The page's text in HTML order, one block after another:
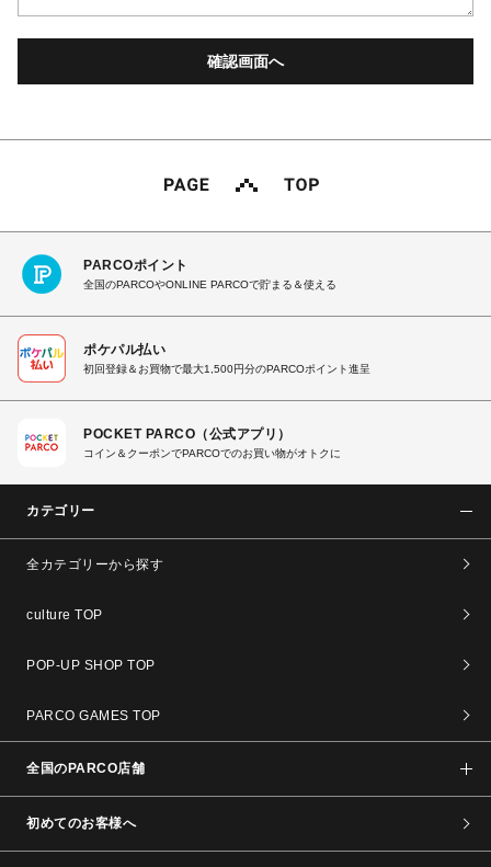
PARCOポイント
全国のPARCOやONLINE PARCOで貯まる＆使える
ポケパル払い
初回登録＆お買物で最大1,500円分のPARCOポイント進呈
POCKET PARCO（公式アプリ）
コイン＆クーポンでPARCOでのお買い物がオトクに
カテゴリー
全カテゴリーから探す
culture TOP
POP-UP SHOP TOP
PARCO GAMES TOP
全国のPARCO店舗
初めてのお客様へ